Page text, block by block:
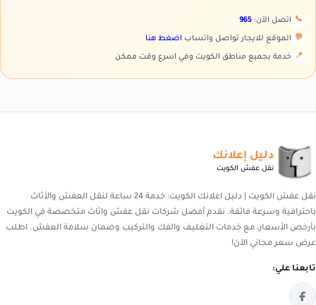
📞 اتصل الآن: 965
💬 الموقع للايجار تواصل واتساب اضغط هنا
📍 خدمة بجميع مناطق الكويت وفي اسرع وقت ممكن
دليل إعلانك
نقل عفش الكويت
نقل عفش الكويت | دليل اعلانك الكويت: خدمة 24 ساعة لنقل العفش والأثاث
باحترافية وسرعة فائقة. نقدم أفضل شركات نقل عفش واثاث متخصصة في الكويت
بأرخص الأسعار، مع خدمات التغليف والفك والتركيب وضمان سلامة العفش. اطلب
عرض سعر مجاني الآن!
تابعنا علي: